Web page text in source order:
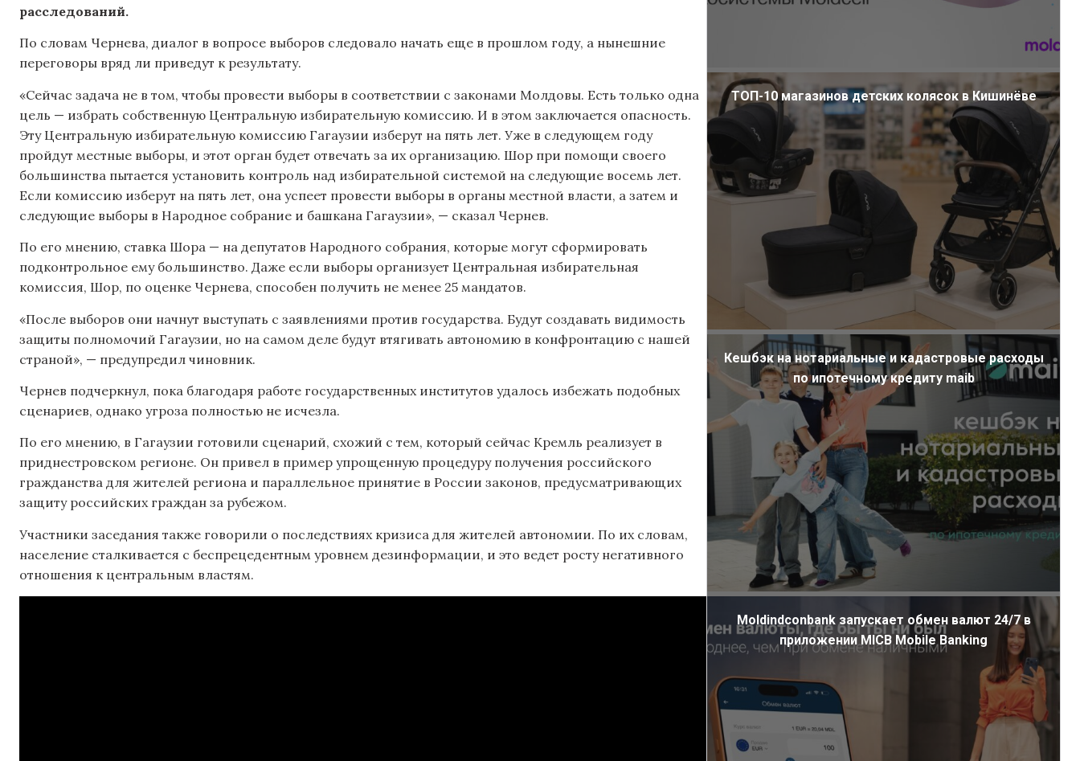
расследований.
По словам Чернева, диалог в вопросе выборов следовало начать еще в прошлом году, а нынешние
переговоры вряд ли приведут к результату.
«Сейчас задача не в том, чтобы провести выборы в соответствии с законами Молдовы. Есть только одна
цель — избрать собственную Центральную избирательную комиссию. И в этом заключается опасность.
Эту Центральную избирательную комиссию Гагаузии изберут на пять лет. Уже в следующем году
пройдут местные выборы, и этот орган будет отвечать за их организацию. Шор при помощи своего
большинства пытается установить контроль над избирательной системой на следующие восемь лет.
Если комиссию изберут на пять лет, она успеет провести выборы в органы местной власти, а затем и
следующие выборы в Народное собрание и башкана Гагаузии», — сказал Чернев.
По его мнению, ставка Шора — на депутатов Народного собрания, которые могут сформировать
подконтрольное ему большинство. Даже если выборы организует Центральная избирательная
комиссия, Шор, по оценке Чернева, способен получить не менее 25 мандатов.
«После выборов они начнут выступать с заявлениями против государства. Будут создавать видимость
защиты полномочий Гагаузии, но на самом деле будут втягивать автономию в конфронтацию с нашей
страной», — предупредил чиновник.
Чернев подчеркнул, пока благодаря работе государственных институтов удалось избежать подобных
сценариев, однако угроза полностью не исчезла.
По его мнению, в Гагаузии готовили сценарий, схожий с тем, который сейчас Кремль реализует в
приднестровском регионе. Он привел в пример упрощенную процедуру получения российского
гражданства для жителей региона и параллельное принятие в России законов, предусматривающих
защиту российских граждан за рубежом.
Участники заседания также говорили о последствиях кризиса для жителей автономии. По их словам,
население сталкивается с беспрецедентным уровнем дезинформации, и это ведет росту негативного
отношения к центральным властям.
ТОП-10 магазинов детских колясок в Кишинёве
Кешбэк на нотариальные и кадастровые расходы
по ипотечному кредиту maib
Moldindconbank запускает обмен валют 24/7 в
приложении MICB Mobile Banking